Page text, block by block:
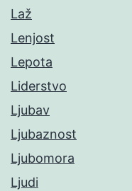
Laž
Lenjost
Lepota
Liderstvo
Ljubav
Ljubaznost
Ljubomora
Ljudi